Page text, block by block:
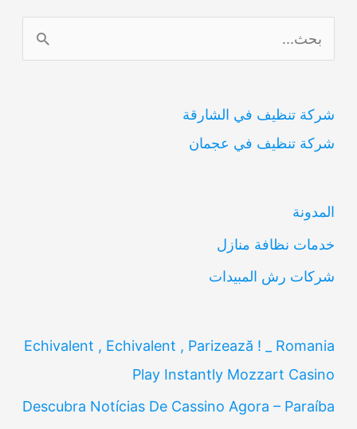
ل
ح
ث
ن
شركة تنظيف في الشارقة
شركة تنظيف في عجمان
المدونة
خدمات نظافة منازل
شركات رش المبيدات
Echivalent , Echivalent , Parizează ! _ Romania
Play Instantly Mozzart Casino
Descubra Notícias De Cassino Agora – Paraíba